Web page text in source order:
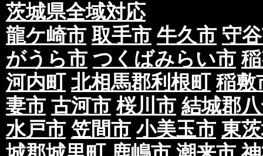
茨城県全域対応
龍ケ崎市 取手市 牛久市 守
がうら市 つくばみらい市
河内町 北相馬郡利根町 稲敷
妻市 古河市 桜川市 結城郡
水戸市 笠間市 小美玉市 東